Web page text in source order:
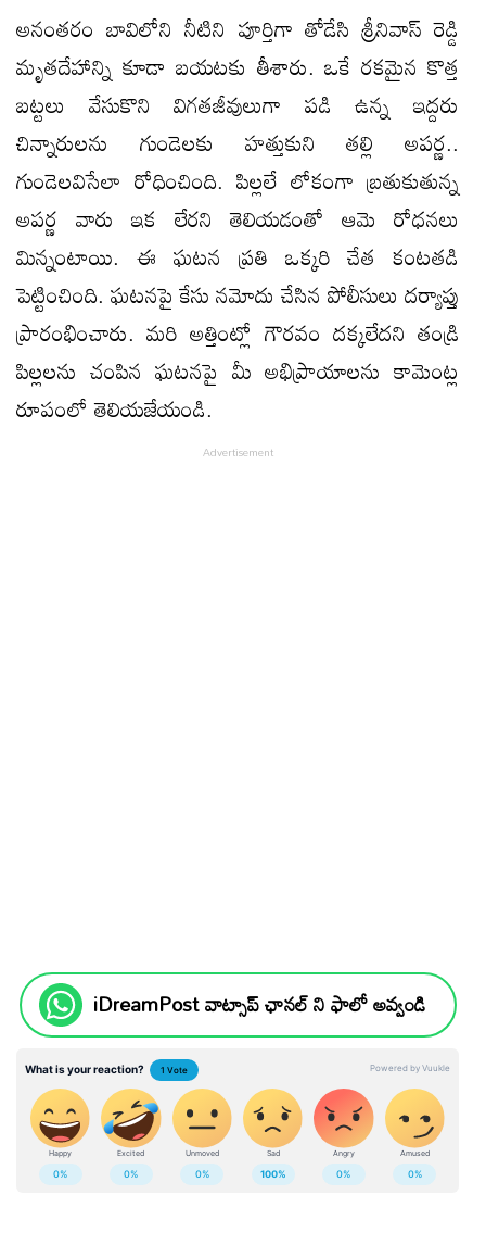
అనంతరం బావిలోని నీటిని పూర్తిగా తోడేసి శ్రీనివాస్ రెడ్డి
మృతదేహాన్ని కూడా బయటకు తీశారు. ఒకే రకమైన కొత్త
బట్టలు వేసుకొని విగతజీవులుగా పడి ఉన్న ఇద్దరు
చిన్నారులను గుండెలకు హత్తుకుని తల్లి అపర్ణ..
గుండెలవిసేలా రోధించింది. పిల్లలే లోకంగా బ్రతుకుతున్న
అపర్ణ వారు ఇక లేరని తెలియడంతో ఆమె రోధనలు
మిన్నంటాయి. ఈ ఘటన ప్రతి ఒక్కరి చేత కంటతడి
పెట్టించింది. ఘటనపై కేసు నమోదు చేసిన పోలీసులు దర్యాప్తు
ప్రారంభించారు. మరి అత్తింట్లో గౌరవం దక్కలేదని తండ్రి
పిల్లలను చంపిన ఘటనపై మీ అభిప్రాయాలను కామెంట్ల
రూపంలో తెలియజేయండి.
iDreamPost వాట్సాప్ ఛానల్ ని ఫాలో అవ్వండి